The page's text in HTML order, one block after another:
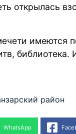
открылась
имеются
район
WhatsApp